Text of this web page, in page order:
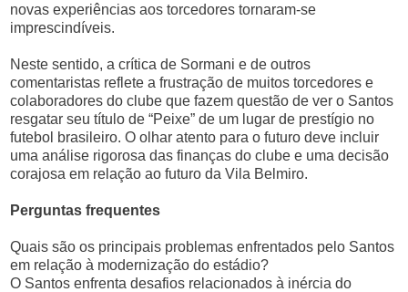
novas experiências aos torcedores tornaram-se
imprescindíveis.
Neste sentido, a crítica de Sormani e de outros
comentaristas reflete a frustração de muitos torcedores e
colaboradores do clube que fazem questão de ver o Santos
resgatar seu título de “Peixe” de um lugar de prestígio no
futebol brasileiro. O olhar atento para o futuro deve incluir
uma análise rigorosa das finanças do clube e uma decisão
corajosa em relação ao futuro da Vila Belmiro.
Perguntas frequentes
Quais são os principais problemas enfrentados pelo Santos
em relação à modernização do estádio?
O Santos enfrenta desafios relacionados à inércia do